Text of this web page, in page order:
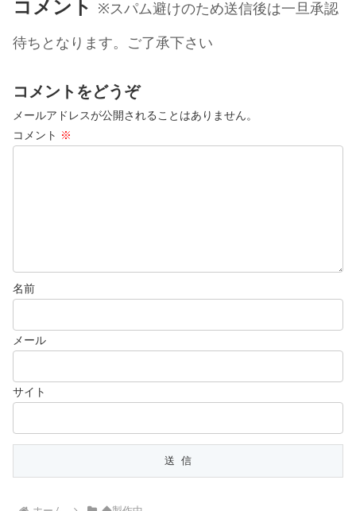
コメント ※スパム避けのため送信後は一旦承認
待ちとなります。ご了承下さい
コメントをどうぞ
メールアドレスが公開されることはありません。
コメント ※
名前
メール
サイト